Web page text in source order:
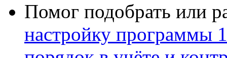
Помог подобрать или
настройку программы